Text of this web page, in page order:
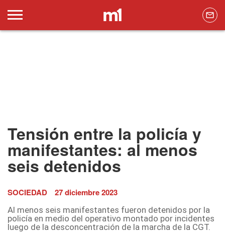
Tensión entre la policía y
manifestantes: al menos
seis detenidos
SOCIEDAD 27 diciembre 2023
Al menos seis manifestantes fueron detenidos por la
policía en medio del operativo montado por incidentes
luego de la desconcentración de la marcha de la CGT.